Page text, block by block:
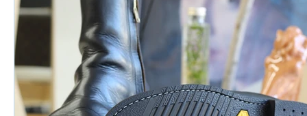
new balance jimmy choo クリーニング•撥水コーテ
johnlobb edward green george cox hermes